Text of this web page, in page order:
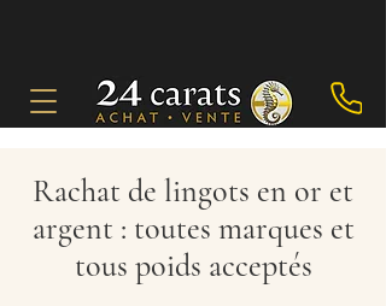
Rachat de lingots en or et
argent : toutes marques et
tous poids acceptés